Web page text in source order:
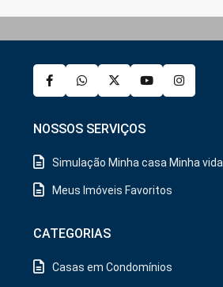
NOSSOS SERVIÇOS
Simulação Minha casa Minha vida
Meus Imóveis Favoritos
CATEGORIAS
Casas em Condomínios